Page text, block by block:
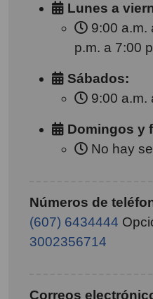
Lunes a
9:00 a.m.
p.m. a 7:00
Sábados:
9:00 a.m.
Domingos y
No hay
Números de
(607) 6434444
3002356714
Correos